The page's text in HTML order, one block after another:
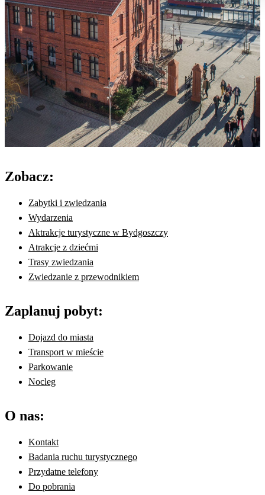
Zobacz:
Zabytki i zwiedzania
Wydarzenia
Aktrakcje turystyczne w Bydgoszczy
Atrakcje z dziećmi
Trasy zwiedzania
Zwiedzanie z przewodnikiem
Zaplanuj pobyt:
Dojazd do miasta
Transport w mieście
Parkowanie
Nocleg
O nas:
Kontakt
Badania ruchu turystycznego
Przydatne telefony
Do pobrania